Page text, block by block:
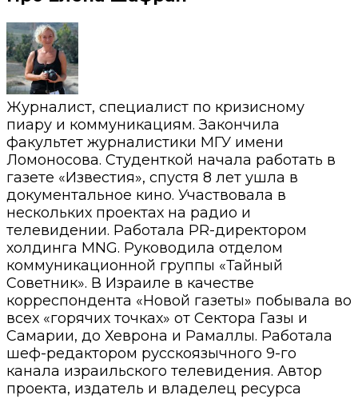
Журналист, специалист по кризисному
пиару и коммуникациям. Закончила
факультет журналистики МГУ имени
Ломоносова. Студенткой начала работать в
газете «Известия», спустя 8 лет ушла в
документальное кино. Участвовала в
нескольких проектах на радио и
телевидении. Работала PR-директором
холдинга MNG. Руководила отделом
коммуникационной группы «Тайный
Советник». В Израиле в качестве
корреспондента «Новой газеты» побывала во
всех «горячих точках» от Сектора Газы и
Самарии, до Хеврона и Рамаллы. Работала
шеф-редактором русскоязычного 9-го
канала израильского телевидения. Автор
проекта, издатель и владелец ресурса